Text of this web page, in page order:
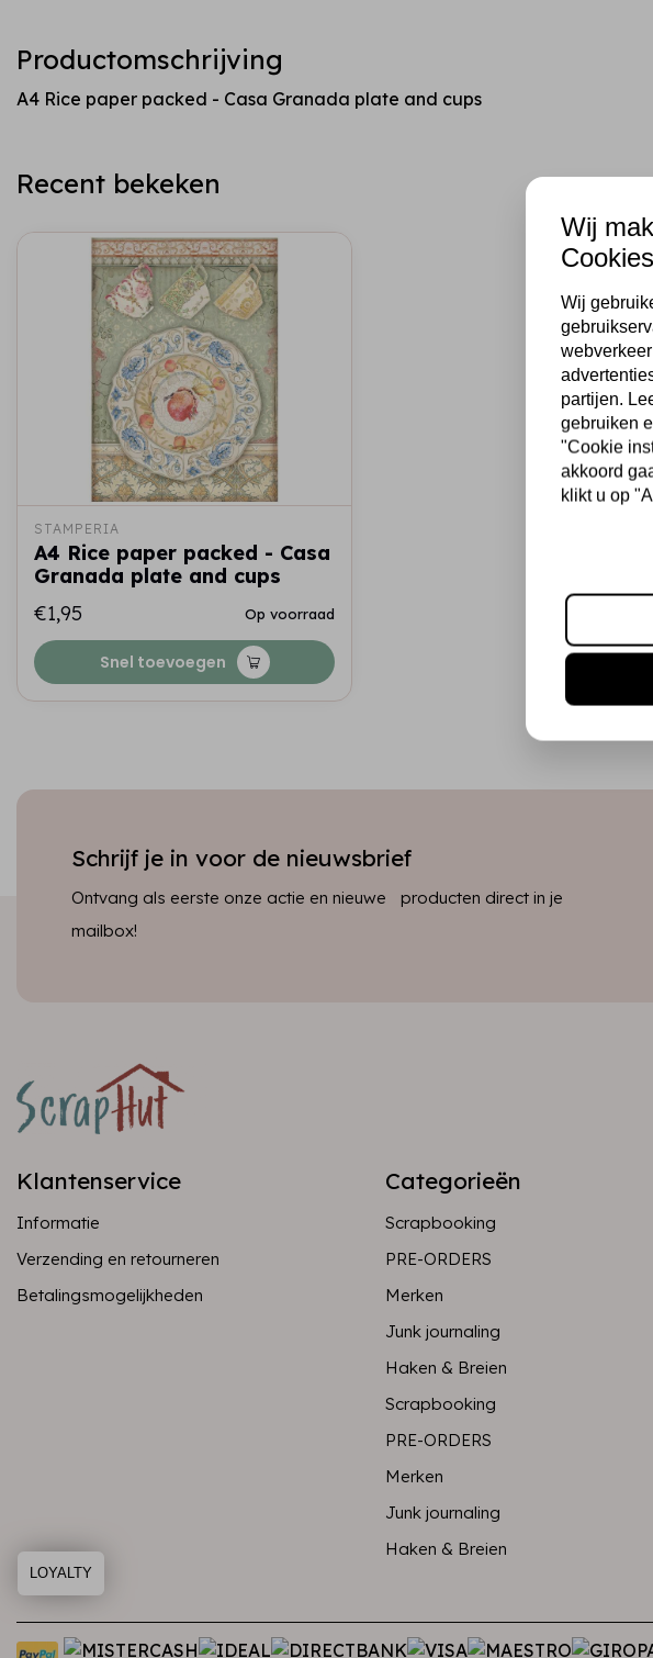
Productomschrijving
A4 Rice paper packed - Casa Granada plate and cups
Recent bekeken
STAMPERIA
A4 Rice paper packed - Casa
Granada plate and cups
€1,95
Op voorraad
Snel toevoegen
Schrijf je in voor de nieuwsbrief
Ontvang als eerste onze actie en nieuwe producten direct in je
mailbox!
Klantenservice
Informatie
Verzending en retourneren
Betalingsmogelijkheden
Categorieën
Scrapbooking
PRE-ORDERS
Merken
Junk journaling
Haken & Breien
Scrapbooking
PRE-ORDERS
Merken
Junk journaling
Haken & Breien
Wij
Cookies
Wij
partijen.
gebruiken
"Cookie
akkoord
klikt u op
LOYALTY